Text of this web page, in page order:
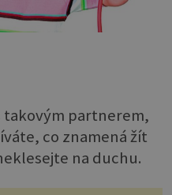
takovým partnerem,
co znamená žít
na duchu.